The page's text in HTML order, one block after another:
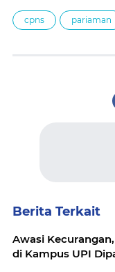
cpns pariaman
Berita Terkait
Awasi
di Kampus UPI